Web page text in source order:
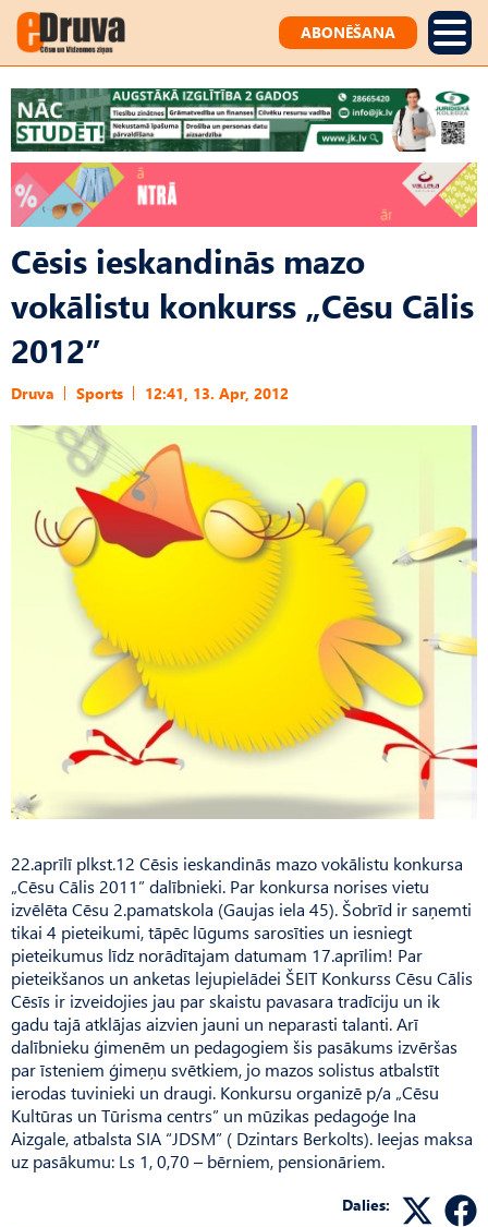
ABONĒŠANA
Cēsis ieskandinās mazo
vokālistu konkurss „Cēsu Cālis
2012”
Druva Sports 12:41, 13. Apr, 2012
22.aprīlī plkst.12 Cēsis ieskandinās mazo vokālistu konkursa
„Cēsu Cālis 2011” dalībnieki. Par konkursa norises vietu
izvēlēta Cēsu 2.pamatskola (Gaujas iela 45). Šobrīd ir saņemti
tikai 4 pieteikumi, tāpēc lūgums sarosīties un iesniegt
pieteikumus līdz norādītajam datumam 17.aprīlim! Par
pieteikšanos un anketas lejupielādei ŠEIT Konkurss Cēsu Cālis
Cēsīs ir izveidojies jau par skaistu pavasara tradīciju un ik
gadu tajā atklājas aizvien jauni un neparasti talanti. Arī
dalībnieku ģimenēm un pedagogiem šis pasākums izvēršas
par īsteniem ģimeņu svētkiem, jo mazos solistus atbalstīt
ierodas tuvinieki un draugi. Konkursu organizē p/a „Cēsu
Kultūras un Tūrisma centrs” un mūzikas pedagoģe Ina
Aizgale, atbalsta SIA “JDSM” ( Dzintars Berkolts). Ieejas maksa
uz pasākumu: Ls 1, 0,70 – bērniem, pensionāriem.
Dalies: